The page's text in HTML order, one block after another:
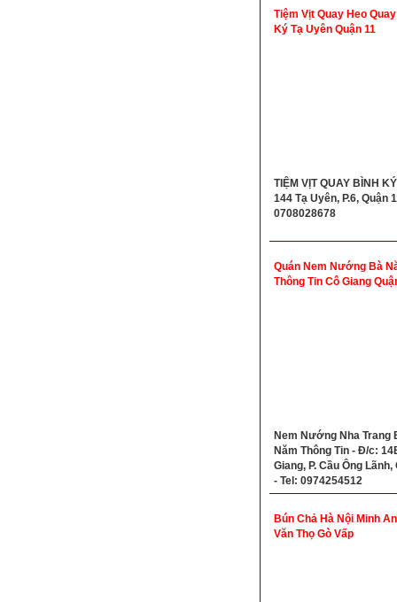
Tiệm Vịt Quay Heo
Ký Tạ Uyên Quận 11
TIỆM VỊT QUAY BÌNH
144 Tạ Uyên, P.6, Quận
0708028678
Quán Nem Nướng Bà
Thông Tin Cô Giang
Nem Nướng Nha Trang
Năm Thông Tin - Đ/c:
Giang, P. Cầu Ông Lãnh,
- Tel: 0974254512
Bún Chả Hà Nội Minh
Văn Thọ Gò Vấp